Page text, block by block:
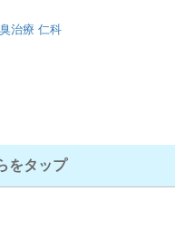
をタップ